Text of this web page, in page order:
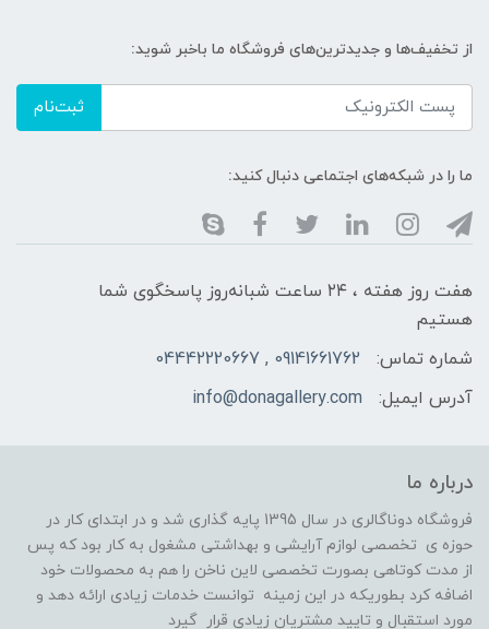
از تخفیف‌ها و جدیدترین‌های فروشگاه ما باخبر شوید:
ثبت‌نام
ما را در شبکه‌های اجتماعی دنبال کنید:
هفت روز هفته ، ۲۴ ساعت شبانه‌روز پاسخگوی شما
هستیم
شماره تماس:
09141661762 , 04442220667
آدرس ایمیل:
info@donagallery.com
درباره ما
فروشگاه دوناگالری در سال 1395 پایه گذاری شد و در ابتدای کار در
حوزه ی تخصصی لوازم آرایشی و بهداشتی مشغول به کار بود که پس
از مدت کوتاهی بصورت تخصصی لاین ناخن را هم به محصولات خود
اضافه کرد بطوریکه در این زمینه توانست خدمات زیادی ارائه دهد و
مورد استقبال و تایید مشتریان زیادی قرار گیرد